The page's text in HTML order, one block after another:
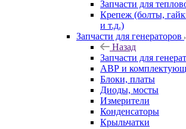
Запчасти для
Крепеж (болты,
и т.д.)
Запчасти для генераторов
Назад
Запчасти для
АВР и
Блоки, платы
Диоды, мосты
Измерители
Конденсаторы
Крыльчатки